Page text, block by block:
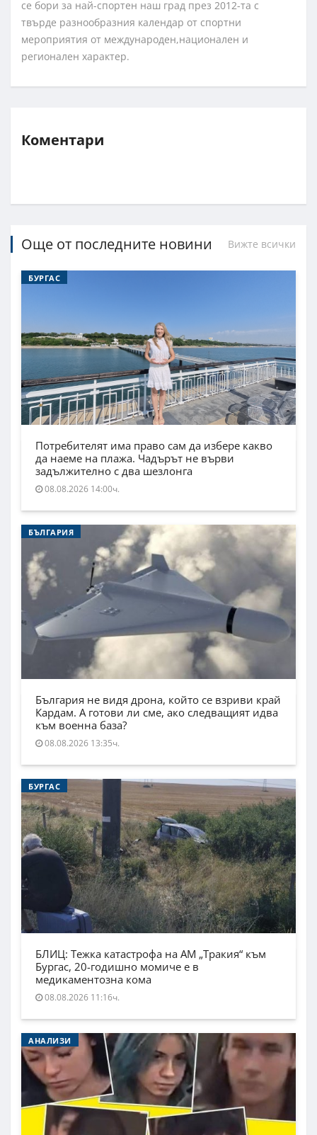
се бори за най-спортен наш град през 2012-та с
твърде разнообразния календар от спортни
мероприятия от международен,национален и
регионален характер.
Коментари
Още от последните новини Вижте всички
БУРГАС
Потребителят има право сам да избере какво
да наеме на плажа. Чадърът не върви
задължително с два шезлонга
08.08.2026 14:00ч.
БЪЛГАРИЯ
България не видя дрона, който се взриви край
Кардам. А готови ли сме, ако следващият идва
към военна база?
08.08.2026 13:35ч.
БУРГАС
БЛИЦ: Тежка катастрофа на АМ „Тракия“ към
Бургас, 20-годишно момиче е в
медикаментозна кома
08.08.2026 11:16ч.
АНАЛИЗИ